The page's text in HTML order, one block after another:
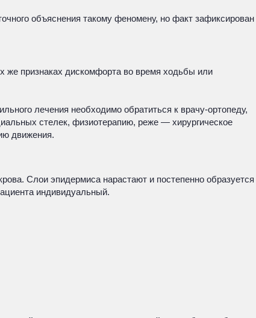
объяснения такому феномену, но факт зафиксирован
же признаках дискомфорта во время ходьбы или
лечения необходимо обратиться к врачу-ортопеду,
стелек, физиотерапию, реже — хирургическое
движения.
Слои эпидермиса нарастают и постепенно образуется
индивидуальный.